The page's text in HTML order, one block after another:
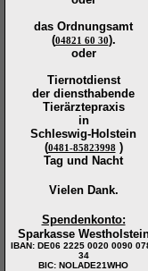
das Ordnungsamt
(04821 60 30).
oder
Tiernotdienst
der diensthabende
Tierärztepraxis
in
Schleswig-Holstein
(0481-85823998 )
Tag und Nacht
Vielen Dank.
Spendenkonto:
Sparkasse
IBAN: DE06 2225 0020 0090
34
BIC: NOLADE21WHO